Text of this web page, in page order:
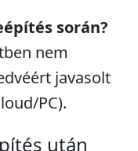
során?
nem
javasolt
PC).
után